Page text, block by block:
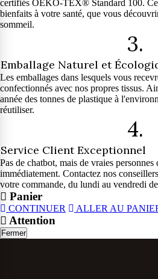
certifiés OEKO-TEX® Standard 100.
bienfaits à votre santé, que vous
sommeil.
3.
Emballage Naturel et
Les emballages dans lesquels vous
confectionnés avec nos propres tissus.
année des tonnes de plastique à
réutiliser.
4.
Service Client Exceptionnel
Pas de chatbot, mais de vraies
immédiatement. Contactez nos
votre commande, du lundi au vendredi
Panier
CONTINUER ALLER AU
Attention
Fermer